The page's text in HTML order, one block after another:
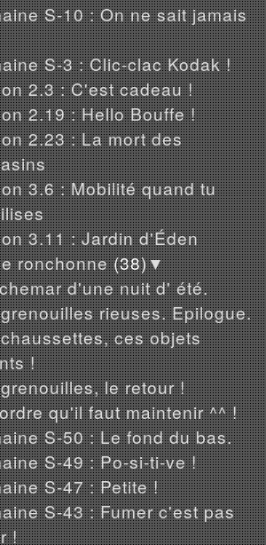
S-10 : On ne sait jamais
S-3 : Clic-clac Kodak !
2.3 : C'est cadeau !
2.19 : Hello Bouffe !
2.23 : La mort des
3.6 : Mobilité quand tu
3.11 : Jardin d'Éden
ronchonne (38)▼
d'une nuit d' été.
rieuses. Epilogue.
ces objets
!
le retour !
qu'il faut maintenir ^^ !
S-50 : Le fond du bas.
S-49 : Po-si-ti-ve !
S-47 : Petite !
S-43 : Fumer c'est pas
!